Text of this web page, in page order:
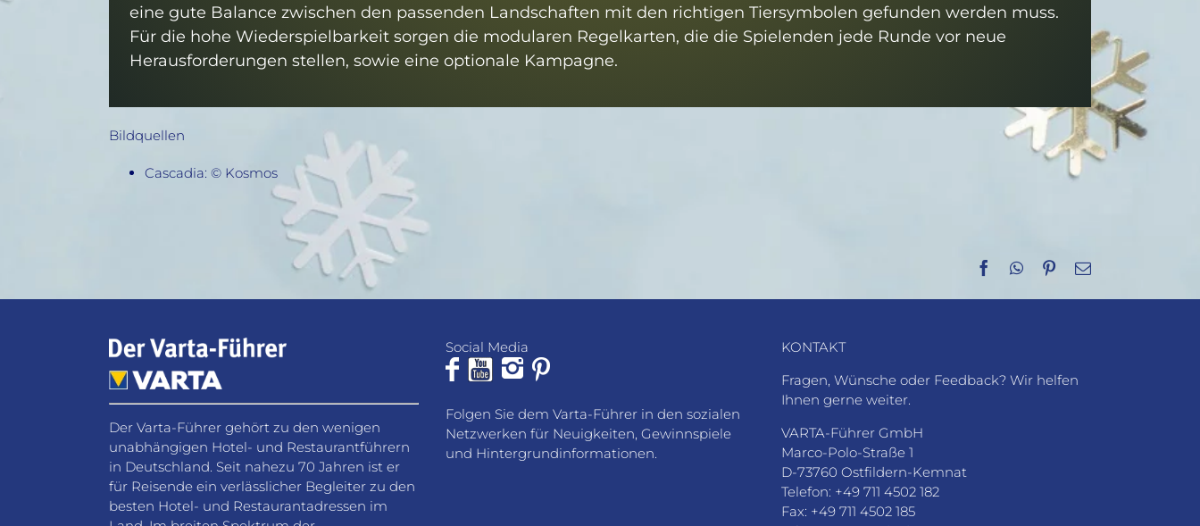
eine gute Balance zwischen den passenden Landschaften mit den richtigen Tiersymbolen gefunden werden muss.
Für die hohe Wiederspielbarkeit sorgen die modularen Regelkarten, die die Spielenden jede Runde vor neue
Herausforderungen stellen, sowie eine optionale Kampagne.
Bildquellen
Cascadia: © Kosmos
Facebook
WhatsApp
Pinterest
E-
Der Varta-Führer gehört zu den wenigen
unabhängigen Hotel- und Restaurantführern
in Deutschland. Seit nahezu 70 Jahren ist er
für Reisende ein verlässlicher Begleiter zu den
besten Hotel- und Restaurantadressen im
Social Media
Folgen Sie dem Varta-Führer in den sozialen
Netzwerken für Neuigkeiten, Gewinnspiele
und Hintergrundinformationen.
KONTAKT
Fragen, Wünsche oder Feedback? Wir helfen
Ihnen gerne weiter.
VARTA-Führer GmbH
Marco-Polo-Straße 1
D-73760 Ostfildern-Kemnat
Telefon: +49 711 4502 182
Fax: +49 711 4502 185